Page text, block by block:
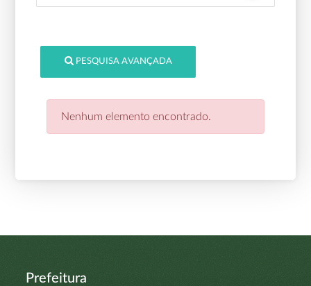
PESQUISA AVANÇADA
Nenhum elemento encontrado.
Prefeitura